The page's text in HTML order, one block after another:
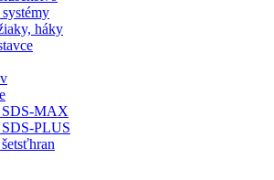
háky
SDS-MAX
PLUS